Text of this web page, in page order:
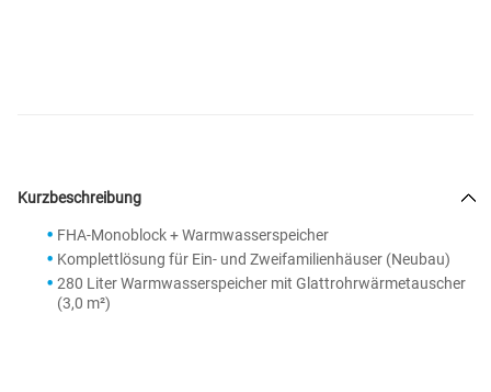
Kurzbeschreibung
FHA-Monoblock + Warmwasserspeicher
Komplettlösung für Ein- und Zweifamilienhäuser (Neubau)
280 Liter Warmwasserspeicher mit Glattrohrwärmetauscher
(3,0 m²)